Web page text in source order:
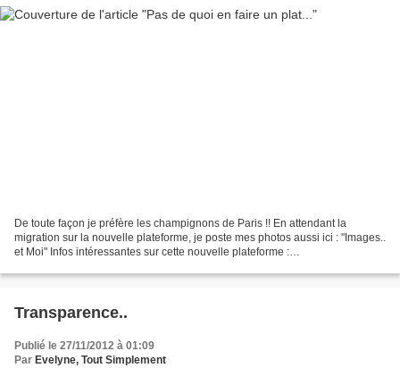
De toute façon je préfère les champignons de Paris !! En attendant la
migration sur la nouvelle plateforme, je poste mes photos aussi ici : "Images..
et Moi" Infos intéressantes sur cette nouvelle plateforme :
Transparence..
Publié le 27/11/2012 à 01:09
Par Evelyne, Tout Simplement